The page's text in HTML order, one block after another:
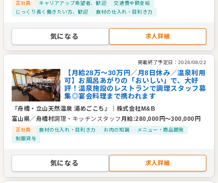
正社員 キャリアアップ希望者、歓迎
交通費全額支給
じっくり長く働きたい方、歓迎
食材の仕入れ・目利き力
気になる 求人詳細
掲載終了予定日： 2026/08/22
【月給28万～30万円／月8日休み／温泉利用
可】お風呂あがりの「おいしい」で、大好
評！温泉施設のレストランで調理スタッフ募
集◎宴会料理まで携われます
『舟橋・立山天然温泉 湯めごこち』
株式会社M&B
富山県／舟橋村調理・キッチンスタッフ 月給:280,000 円〜300,000 円
正社員 食材の仕入れ・目利き力 お肉の知識
メニュー・商品開発
制服貸与
気になる 求人詳細